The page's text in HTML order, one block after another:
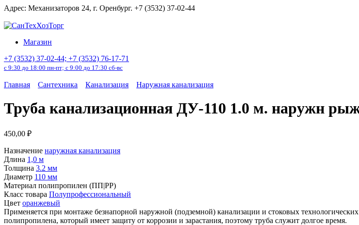
Перейти
содержанию
Адрес: Механизаторов 24, г. Оренбург. +7 (3532) 37-02-44
Магазин
+7 (3532) 37-02-44; +7 (3532) 76-17-71
с 9:30 до 18:00 пн-пт; с 9:00 до 17:30 сб-вс
Главная Сантехника Канализация Наружная канализация
Труба канализационная ДУ-110 1.0 м. наружн
450,00 ₽
Назначение наружная канализация
Длина 1,0 м
Толщина 3.2 мм
Диаметр 110 мм
Материал полипропилен (ПП|PP)
Класс товара Полупрофессиональный
Цвет оранжевый
Применяется при монтаже безнапорной наружной (подземной) канализации и стоковых
полипропилена, который имеет защиту от коррозии и зарастания, поэтому труба служит долгое время.